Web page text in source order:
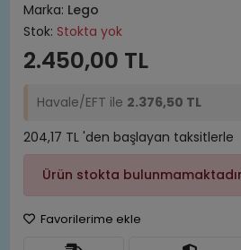
Marka: Lego
Stok: Stokta yok
2.450,00 TL
Havale/EFT ile 2.376,50 TL
204,17 TL 'den başlayan taksitlerle
Ürün stokta
Favorilerime ekle